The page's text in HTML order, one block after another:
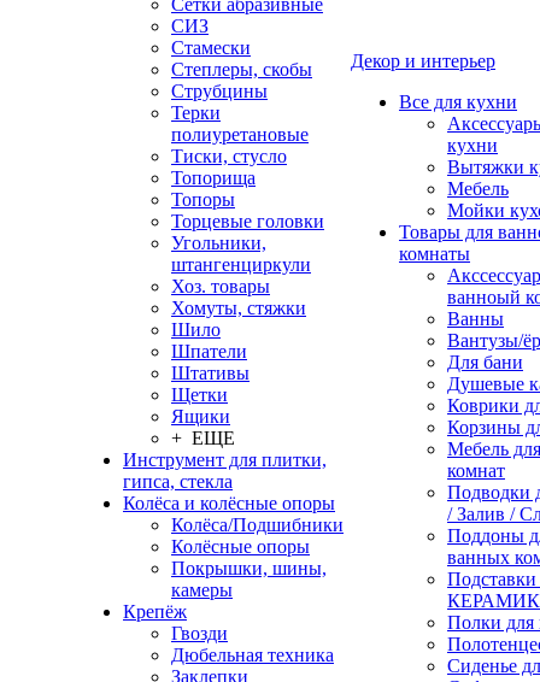
Сетки абразивные
СИЗ
Стамески
Степлеры, скобы
Струбцины
Терки
полиуретановые
Тиски, стусло
Топорища
Топоры
Торцевые головки
Угольники,
штангенциркули
Хоз. товары
Хомуты, стяжки
Шило
Шпатели
Штативы
Щетки
Ящики
+ ЕЩЕ
Инструмент для плитки,
гипса, стекла
Колёса и колёсные опоры
Колёса/Подшибники
Колёсные опоры
Покрышки, шины,
камеры
Крепёж
Гвозди
Дюбельная техника
Заклепки
Декор и интерьер
Все для кухни
кухни
Вытяжки
Мебель
Мойки
Товары для
комнаты
ванноый
Ванны
Вантузы/
Для бани
Душевые
Коврики
Корзины
Мебель
комнат
Подводки
/ Залив /
Поддоны
ванных
Полки для
Сиденье